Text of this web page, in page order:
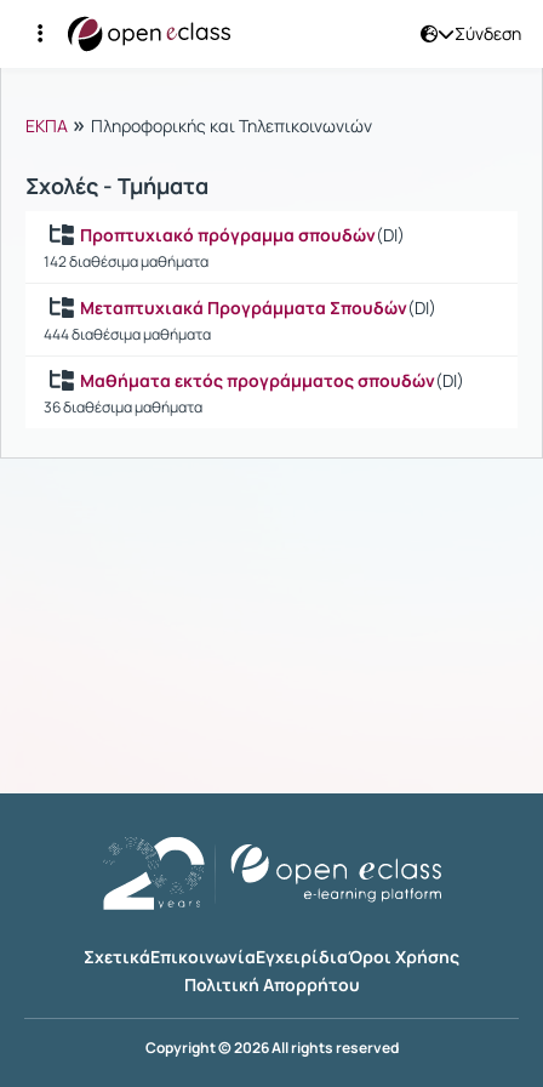
Σύνδεση
Μαθήματα
ΕΚΠΑ » Πληροφορικής και Τηλεπικοινωνιών
Σχολές - Τμήματα
Προπτυχιακό πρόγραμμα σπουδών(DI)
142 διαθέσιμα μαθήματα
Μεταπτυχιακά Προγράμματα Σπουδών(DI)
444 διαθέσιμα μαθήματα
Μαθήματα εκτός προγράμματος σπουδών(DI)
36 διαθέσιμα μαθήματα
ΣχετικάΕπικοινωνίαΕγχειρίδιαΌροι Χρήσης
Πολιτική Απορρήτου
Copyright © 2026 All rights reserved